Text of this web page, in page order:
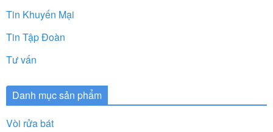
Tin Khuyến Mại
Tin Tập Đoàn
Tư vấn
Danh mục sản phẩm
Vòi rửa bát